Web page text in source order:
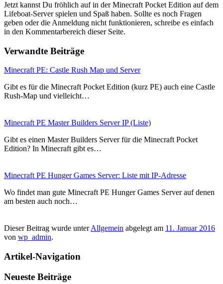
Jetzt kannst Du fröhlich auf in der Minecraft Pocket Edition auf dem
Lifeboat-Server spielen und Spaß haben. Sollte es noch Fragen
geben oder die Anmeldung nicht funktionieren, schreibe es einfach
in den Kommentarbereich dieser Seite.
Verwandte Beiträge
Minecraft PE: Castle Rush Map und Server
Gibt es für die Minecraft Pocket Edition (kurz PE) auch eine Castle
Rush-Map und vielleicht…
Minecraft PE Master Builders Server IP (Liste)
Gibt es einen Master Builders Server für die Minecraft Pocket
Edition? In Minecraft gibt es…
Minecraft PE Hunger Games Server: Liste mit IP-Adresse
Wo findet man gute Minecraft PE Hunger Games Server auf denen
am besten auch noch…
Dieser Beitrag wurde unterAllgemein abgelegt am 11. Januar 2016
von wp_admin.
Artikel-Navigation
Neueste Beiträge